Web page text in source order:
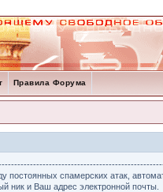
Правила Форума
постоянных спамерских атак,
ник и Ваш адрес электронной почты.